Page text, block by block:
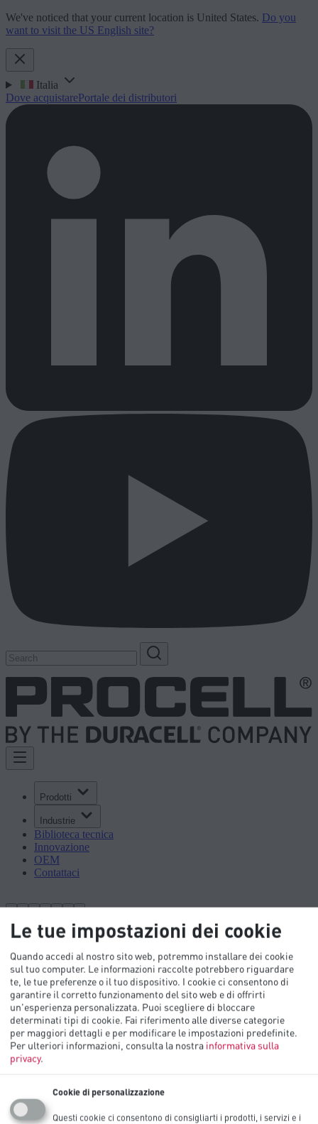
We've noticed that your current location is United States. Do you
want to visit the US English site?
Italia
Dove acquistarePortale dei distributori
Prodotti
Industrie
Biblioteca tecnica
Innovazione
OEM
Contattaci
AA Alcaline Procell Intense,
1.5V
Le batterie alcaline AA industriali Intense sono progettate
specificamente per durare più a lungo (rispetto alle precedenti
batterie alcaline AA Procell) nei dispositivi professionali ad alto
domanda, come le serrature elettroniche delle porte, i dispenser di
sapone o le telecamere di sicurezza.
Le tue impostazioni dei cookie
Quando accedi al nostro sito web, potremmo installare dei cookie
sul tuo computer. Le informazioni raccolte potrebbero riguardare
te, le tue preferenze o il tuo dispositivo. I cookie ci consentono di
garantire il corretto funzionamento del sito web e di offrirti
un'esperienza personalizzata. Puoi scegliere di bloccare
determinati tipi di cookie. Fai riferimento alle diverse categorie
per maggiori dettagli e per modificare le impostazioni predefinite.
Per ulteriori informazioni, consulta la nostra informativa sulla
privacy.
Cookie di personalizzazione
Questi cookie ci consentono di consigliarti i prodotti, i servizi e i